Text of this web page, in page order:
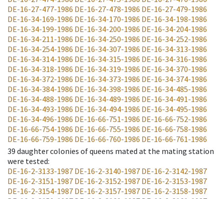
DE-16-27-477-1986 DE-16-27-478-1986 DE-16-27-479-1986
DE-16-34-169-1986 DE-16-34-170-1986 DE-16-34-198-1986
DE-16-34-199-1986 DE-16-34-200-1986 DE-16-34-204-1986
DE-16-34-211-1986 DE-16-34-250-1986 DE-16-34-252-1986
DE-16-34-254-1986 DE-16-34-307-1986 DE-16-34-313-1986
DE-16-34-314-1986 DE-16-34-315-1986 DE-16-34-316-1986
DE-16-34-318-1986 DE-16-34-319-1986 DE-16-34-370-1986
DE-16-34-372-1986 DE-16-34-373-1986 DE-16-34-374-1986
DE-16-34-384-1986 DE-16-34-398-1986 DE-16-34-485-1986
DE-16-34-488-1986 DE-16-34-489-1986 DE-16-34-491-1986
DE-16-34-493-1986 DE-16-34-494-1986 DE-16-34-495-1986
DE-16-34-496-1986 DE-16-66-751-1986 DE-16-66-752-1986
DE-16-66-754-1986 DE-16-66-755-1986 DE-16-66-758-1986
DE-16-66-759-1986 DE-16-66-760-1986 DE-16-66-761-1986
39 daughter colonies of queens mated at the mating station
were tested:
DE-16-2-3133-1987 DE-16-2-3140-1987 DE-16-2-3142-1987
DE-16-2-3151-1987 DE-16-2-3152-1987 DE-16-2-3153-1987
DE-16-2-3154-1987 DE-16-2-3157-1987 DE-16-2-3158-1987